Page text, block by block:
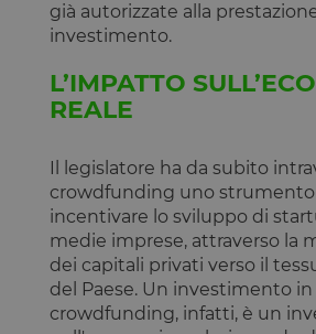
già autorizzate alla
investimento.
L’IMPATTO
REALE
Il legislatore ha da subito
crowdfunding uno
incentivare lo sviluppo di
medie imprese, attraverso la
dei capitali privati verso il
del Paese. Un investimento in
crowdfunding, infatti, è un